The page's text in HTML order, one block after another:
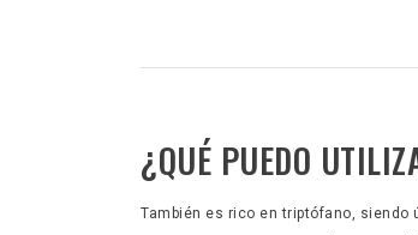
¿QUÉ PUEDO
También es rico en triptófano,